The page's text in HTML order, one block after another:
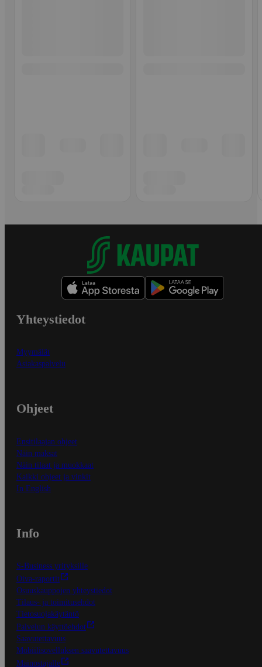
Yhteystiedot
Myymälät
Asiakaspalvelu
Ohjeet
Ensitilaajan ohjeet
Näin maksat
Näin tilaat ja muokkaat
Kaikki ohjeet ja vinkit
In English
Info
S-Business yrityksille
Oiva-raportit
Osuuskauppojen yhteystiedot
Tilaus- ja toimitusehdot
Tietosuojakäytäntö
Palvelun käyttöehdot
Saavutettavuus
Mobiilisovelluksen saavutettavuus
Mainostajalle